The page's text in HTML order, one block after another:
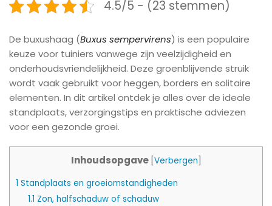
4.5/5 - (23 stemmen)
De buxushaag (Buxus sempervirens) is een populaire
keuze voor tuiniers vanwege zijn veelzijdigheid en
onderhoudsvriendelijkheid. Deze groenblijvende struik
wordt vaak gebruikt voor heggen, borders en solitaire
elementen. In dit artikel ontdek je alles over de ideale
standplaats, verzorgingstips en praktische adviezen
voor een gezonde groei.
Inhoudsopgave Verbergen
1 Standplaats en groeiomstandigheden
1.1 Zon, halfschaduw of schaduw